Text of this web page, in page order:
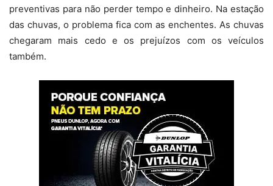
preventivas para não perder tempo e dinheiro. Na estação
das chuvas, o problema fica com as enchentes. As chuvas
chegaram mais cedo e os prejuízos com os veículos
também.